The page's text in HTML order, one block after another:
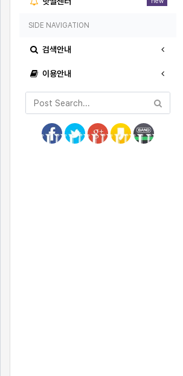
SIDE NAVIGATION
검색안내
이용안내